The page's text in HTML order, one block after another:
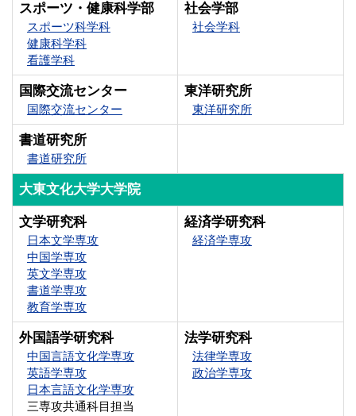
スポーツ・健康科学部
スポーツ科学科
健康科学科
看護学科
社会学部
社会学科
国際交流センター
国際交流センター
東洋研究所
東洋研究所
書道研究所
書道研究所
大東文化大学大学院
文学研究科
日本文学専攻
中国学専攻
英文学専攻
書道学専攻
教育学専攻
経済学研究科
経済学専攻
外国語学研究科
中国言語文化学専攻
英語学専攻
日本言語文化学専攻
三専攻共通科目担当
法学研究科
法律学専攻
政治学専攻